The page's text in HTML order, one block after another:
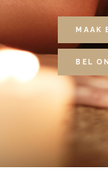
MAAK
BEL